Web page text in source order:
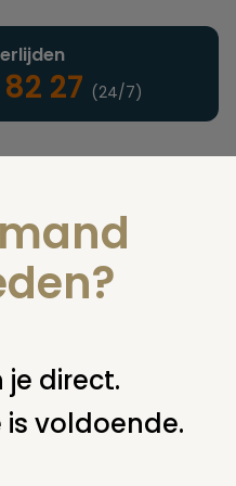
27 (24/7)
nieuws eerste
je direct.
voldoende.